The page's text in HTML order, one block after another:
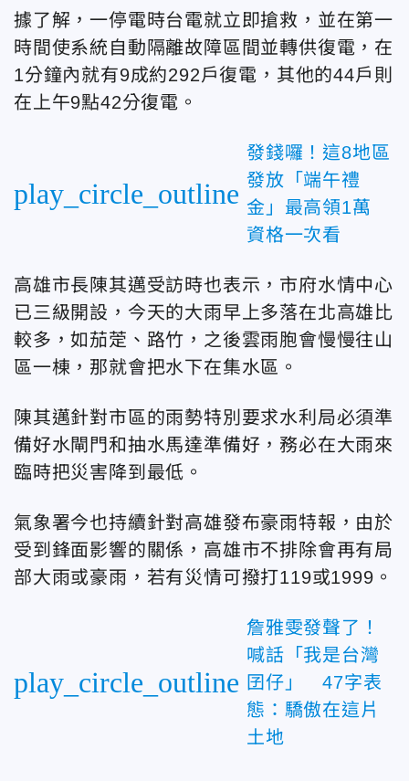
據了解，一停電時台電就立即搶救，並在第一
時間使系統自動隔離故障區間並轉供復電，在
1分鐘內就有9成約292戶復電，其他的44戶則
在上午9點42分復電。
play_circle_outline
發錢囉！這8地區
發放「端午禮
金」最高領1萬
資格一次看
高雄市長陳其邁受訪時也表示，市府水情中心
已三級開設，今天的大雨早上多落在北高雄比
較多，如茄萣、路竹，之後雲雨胞會慢慢往山
區一棟，那就會把水下在集水區。
陳其邁針對市區的雨勢特別要求水利局必須準
備好水閘門和抽水馬達準備好，務必在大雨來
臨時把災害降到最低。
氣象署今也持續針對高雄發布豪雨特報，由於
受到鋒面影響的關係，高雄市不排除會再有局
部大雨或豪雨，若有災情可撥打119或1999。
play_circle_outline
詹雅雯發聲了！
喊話「我是台灣
囝仔」 47字表
態：驕傲在這片
土地